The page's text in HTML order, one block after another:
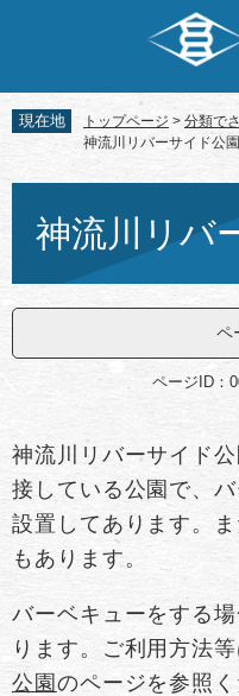
先
頭
す。
を
飛
し
へ
現在地 トップページ > 分類で
神流川リバーサイド公園
神流川リバ
ペ
ページID：
神流川リバーサイド
接している公園で、
設置してあります。
もあります。
バーベキューをする
ります。ご利用方法等
公園のページを参照